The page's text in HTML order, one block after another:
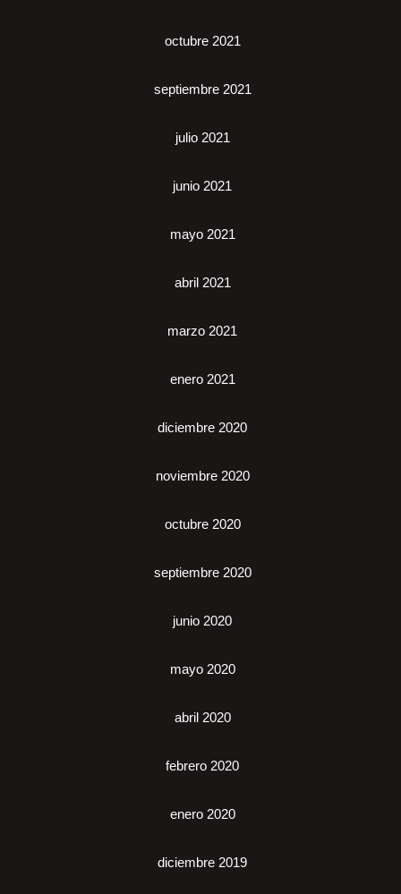
octubre 2021
septiembre 2021
julio 2021
junio 2021
mayo 2021
abril 2021
marzo 2021
enero 2021
diciembre 2020
noviembre 2020
octubre 2020
septiembre 2020
junio 2020
mayo 2020
abril 2020
febrero 2020
enero 2020
diciembre 2019